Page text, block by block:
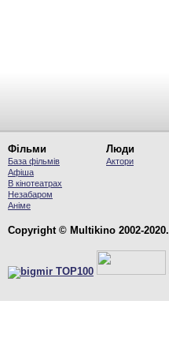
Фільми
База фільмів
Афіша
В кінотеатрах
Незабаром
Аніме
Люди
Актори
Copyright © Multikino 2002-2020.